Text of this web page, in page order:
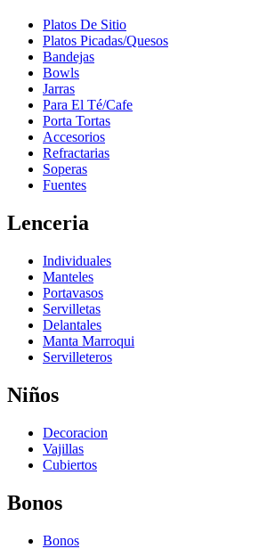
Platos De Sitio
Platos Picadas/Quesos
Bandejas
Bowls
Jarras
Para El Té/Cafe
Porta Tortas
Accesorios
Refractarias
Soperas
Fuentes
Lenceria
Individuales
Manteles
Portavasos
Servilletas
Delantales
Manta Marroqui
Servilleteros
Niños
Decoracion
Vajillas
Cubiertos
Bonos
Bonos